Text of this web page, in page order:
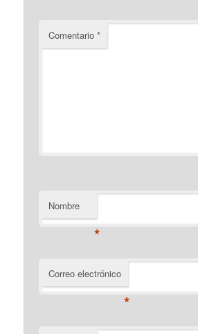
Comentario*
Nombre
*
Correo electrónico
*